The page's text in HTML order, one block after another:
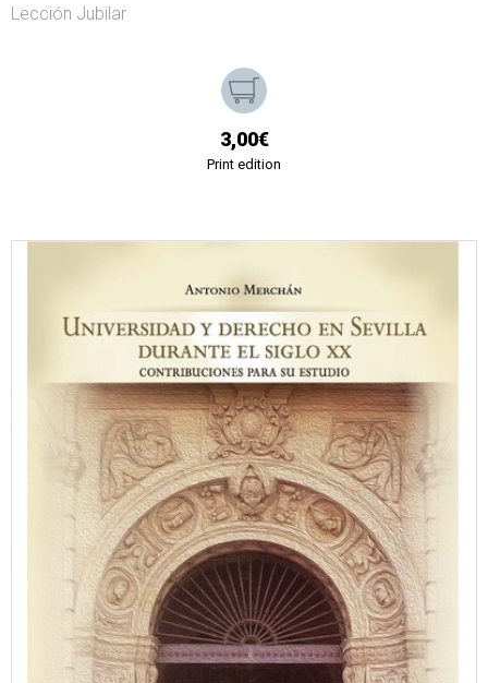
Lección Jubilar
3,00€
Print edition